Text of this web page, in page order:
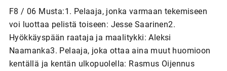
F8 / 06 Musta:1. Pelaaja, jonka varmaan tekemiseen
voi luottaa pelistä toiseen: Jesse Saarinen2.
Hyökkäyspään raataja ja maalitykki: Aleksi
Naamanka3. Pelaaja, joka ottaa aina muut huomioon
kentällä ja kentän ulkopuolella: Rasmus Oijennus